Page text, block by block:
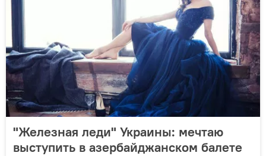
"Железная леди" Украины: мечтаю
выступить в азербайджанском балете